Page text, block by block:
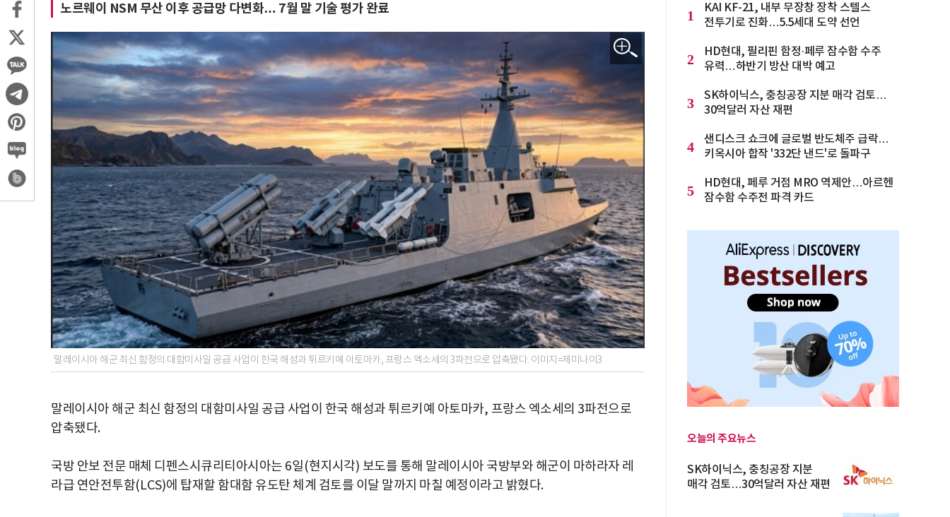
노르웨이 NSM 무산 이후 공급망 다변화… 7월 말 기술 평가 완료
말레이시아 해군 최신 함정의 대함미사일 공급 사업이 한국 해성과 튀르키예 아토마카, 프랑스 엑소세의 3파전으로 압축됐다. 이미지=제미나이3
말레이시아 해군 최신 함정의 대함미사일 공급 사업이 한국 해성과 튀르키예 아토마카, 프랑스 엑소세의 3파전으로
압축됐다.
국방 안보 전문 매체 디펜스시큐리티아시아는 6일(현지시각) 보도를 통해 말레이시아 국방부와 해군이 마하라자 레
라급 연안전투함(LCS)에 탑재할 함대함 유도탄 체계 검토를 이달 말까지 마칠 예정이라고 밝혔다.
1
KAI KF-21, 내부 무장창 장착 스텔스
전투기로 진화…5.5세대 도약 선언
2
HD현대, 필리핀 함정·페루 잠수함 수주
유력…하반기 방산 대박 예고
3
SK하이닉스, 충칭공장 지분 매각 검토…
30억달러 자산 재편
4
샌디스크 쇼크에 글로벌 반도체주 급락…
키옥시아 합작 '332단 낸드'로 돌파구
5
HD현대, 페루 거점 MRO 역제안…아르헨
잠수함 수주전 파격 카드
오늘의 주요뉴스
SK하이닉스, 충칭공장 지분
매각 검토…30억달러 자산 재편